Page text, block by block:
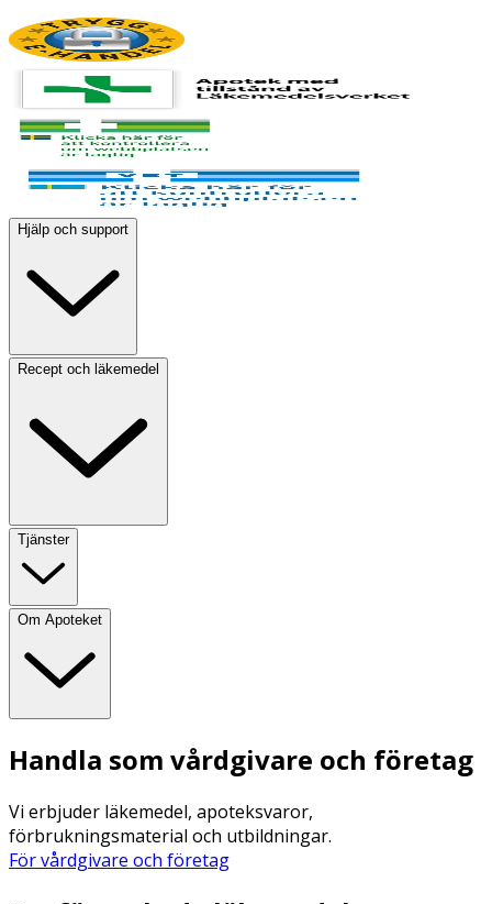
Hjälp och support
Recept och läkemedel
Tjänster
Om Apoteket
Handla som vårdgivare och företag
Vi erbjuder läkemedel, apoteksvaror,
förbrukningsmaterial och utbildningar.
För vårdgivare och företag